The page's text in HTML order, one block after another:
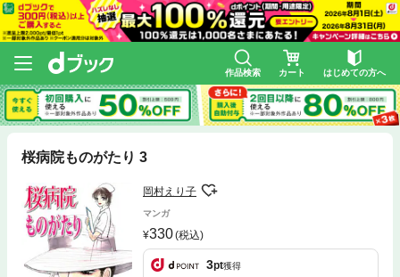
作品検索 カート はじめての方へ
桜病院ものがたり 3
岡村えり子
マンガ
330(税込)
3pt獲得